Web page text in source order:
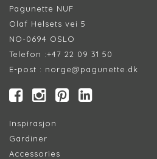
Pagunette NUF
Olaf Helsets vei 5
NO-0694 OSLO
Telefon :+47 22 09 31 50
E-post : norge@pagunette.dk
Inspirasjon
Gardiner
Accessories